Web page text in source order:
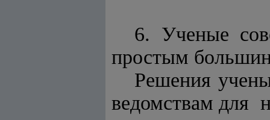
6. Ученые
простым
Решения
ведомствам для